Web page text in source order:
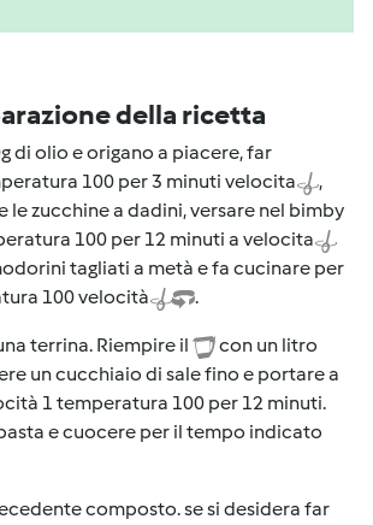
della ricetta
di olio e origano a piacere, far
100 per 3 minuti velocita
,
le zucchine a dadini, versare nel bimby
100 per 12 minuti a velocita
tagliati a metà e fa cucinare per
100 velocità
.
terrina. Riempire il
con un litro
un cucchiaio di sale fino e portare a
1 temperatura 100 per 12 minuti.
e cuocere per il tempo indicato
composto. se si desidera far